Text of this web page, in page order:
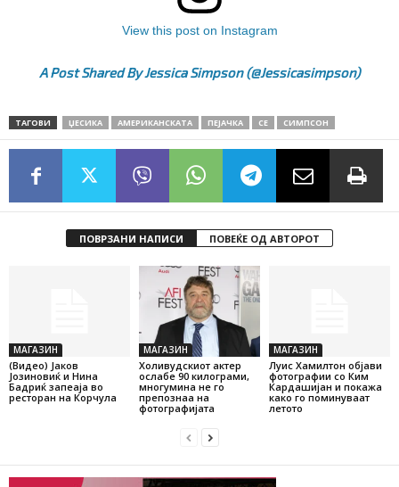
View this post on Instagram
A Post Shared By Jessica Simpson (@jessicasimpson)
ТАГОВИ ЏЕСИКА АМЕРИКАНСКАТА ПЕЈАЧКА СЕ СИМПСОН
ПОВРЗАНИ НАПИСИ ПОВЕЌЕ ОД АВТОРОТ
МАГАЗИН
(Видео) Јаков
Јозиновиќ и Нина
Бадриќ запеаја во
ресторан на Корчула
МАГАЗИН
Холивудскиот актер
ослабе 90 килограми,
многумина не го
препознаа на
фотографијата
МАГАЗИН
Луис Хамилтон објави
фотографии со Ким
Кардашијан и покажа
како го поминуваат
летото